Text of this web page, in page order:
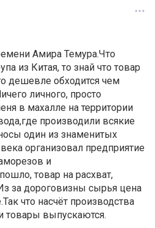
Амира Темура.Что
из Китая, то знай что товар
дешевле обходится чем
личного, просто
в махалле на территории
производили всякие
один из знаменитых
организовал предприятие
и
товар на расхват,
за дороговизны сырья цена
что насчёт производства
товары выпускаются.